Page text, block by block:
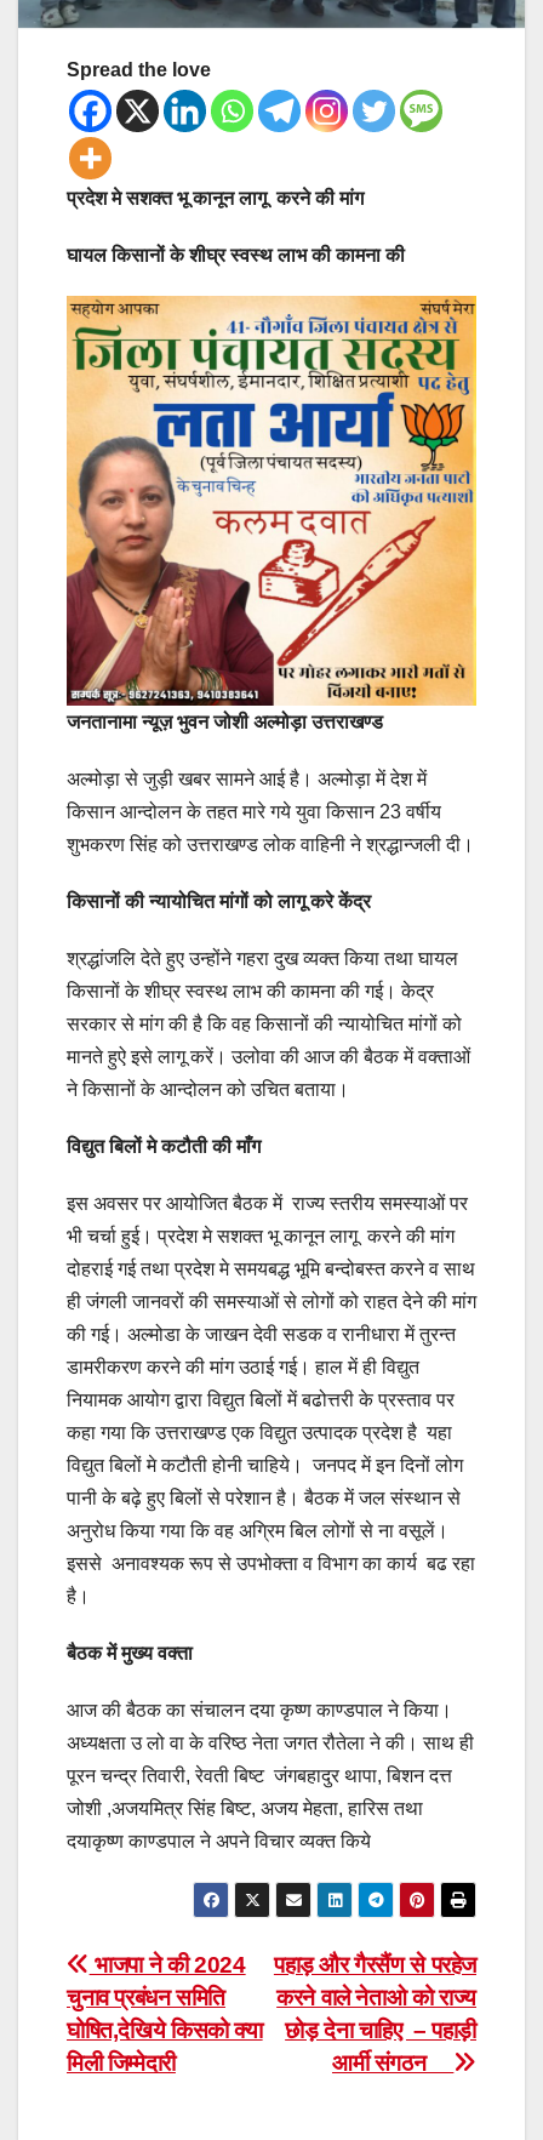
Spread the love
प्रदेश मे सशक्त भू कानून लागू करने की मांग
घायल किसानों के शीघ्र स्वस्थ लाभ की कामना की
जनतानामा न्यूज़ भुवन जोशी अल्मोड़ा उत्तराखण्ड
अल्मोड़ा से जुड़ी खबर सामने आई है। अल्मोड़ा में देश में
किसान आन्दोलन के तहत मारे गये युवा किसान 23 वर्षीय
शुभकरण सिंह को उत्तराखण्ड लोक वाहिनी ने श्रद्धान्जली दी।
किसानों की न्यायोचित मांगों को लागू करे केंद्र
श्रद्धांजलि देते हुए उन्होंने गहरा दुख व्यक्त किया तथा घायल
किसानों के शीघ्र स्वस्थ लाभ की कामना की गई। केद्र
सरकार से मांग की है कि वह किसानों की न्यायोचित मांगों को
मानते हुऐ इसे लागू करें। उलोवा की आज की बैठक में वक्ताओं
ने किसानों के आन्दोलन को उचित बताया।
विद्युत बिलों मे कटौती की माँग
इस अवसर पर आयोजित बैठक में राज्य स्तरीय समस्याओं पर
भी चर्चा हुई। प्रदेश मे सशक्त भू कानून लागू करने की मांग
दोहराई गई तथा प्रदेश मे समयबद्ध भूमि बन्दोबस्त करने व साथ
ही जंगली जानवरों की समस्याओं से लोगों को राहत देने की मांग
की गई। अल्मोडा के जाखन देवी सडक व रानीधारा में तुरन्त
डामरीकरण करने की मांग उठाई गई। हाल में ही विद्युत
नियामक आयोग द्वारा विद्युत बिलों में बढोत्तरी के प्रस्ताव पर
कहा गया कि उत्तराखण्ड एक विद्युत उत्पादक प्रदेश है यहा
विद्युत बिलों मे कटौती होनी चाहिये। जनपद में इन दिनों लोग
पानी के बढ़े हुए‌ बिलों से परेशान है‌। बैठक में जल संस्थान से
अनुरोध किया गया कि वह अग्रिम बिल लोगों से ना वसूलें।
इससे अनावश्यक रूप से उपभोक्ता व विभाग का कार्य बढ रहा
है।
बैठक में मुख्य वक्ता
आज की बैठक का संचालन दया कृष्ण काण्डपाल ने किया।
अध्यक्षता उ लो वा के वरिष्ठ नेता जगत रौतेला ने की। साथ ही
पूरन चन्द्र तिवारी, रेवती बिष्ट जंगबहादुर थापा, बिशन दत्त
जोशी ,अजयमित्र सिंह बिष्ट, अजय मेहता, हारिस तथा
दयाकृष्ण काण्डपाल ने अपने विचार व्यक्त किये
Post
navigation
पहाड़ और गैरसैंण से परहेज
करने वाले नेताओ को राज्य
छोड़ देना चाहिए – पहाड़ी
आर्मी संगठन
भाजपा ने की 2024
चुनाव प्रबंधन समिति
घोषित,देखिये किसको क्या
मिली जिम्मेदारी